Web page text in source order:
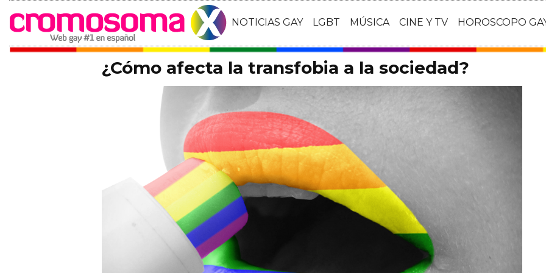
NOTICIAS GAY LGBT MÚSICA CINE Y TV HOROSCOPO
¿Cómo afecta la transfobia a la sociedad?